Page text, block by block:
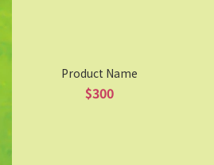
Product Name
$300